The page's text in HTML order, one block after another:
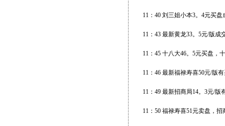
11：40 刘三姐小本3。4元买
11：43 最新黄龙33。5元/版成
11：45 十八大46。5元买盘，
11：46 最新福禄寿喜50元/版
11：49 最新招商局14。3元/版
11：50 福禄寿喜51元卖盘，招